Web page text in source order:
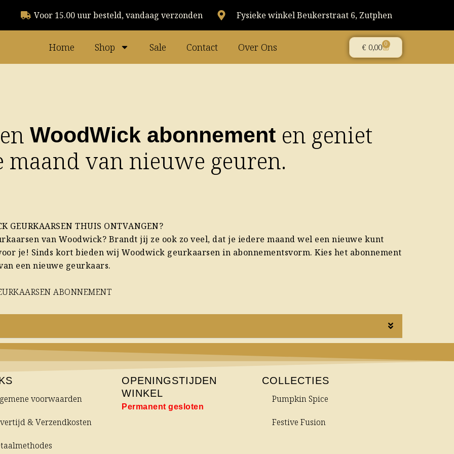
Voor 15.00 uur besteld, vandaag verzonden Fysieke winkel Beukerstraat 6, Zutphen
Home Shop Sale Contact Over Ons € 0,00 0
Winkelwagen
WoodWick abonnement en geniet
maand van nieuwe geuren.
GEURKAARSEN THUIS ONTVANGEN?
van Woodwick? Brandt jij ze ook zo veel, dat je iedere maand wel een nieuwe kunt
je! Sinds kort bieden wij Woodwick geurkaarsen in abonnementsvorm. Kies het abonnement
een nieuwe geurkaars.
ABONNEMENT
voorwaarden
& Verzendkosten
OPENINGSTIJDEN
WINKEL
Permanent gesloten
COLLECTIES
Pumpkin Spice
Festive Fusion